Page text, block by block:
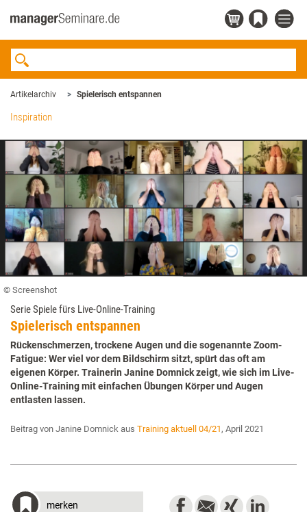
Artikelarchiv Spielerisch entspannen
Inspiration
© Screenshot
Serie Spiele fürs Live-Online-Training
Spielerisch entspannen
Rückenschmerzen, trockene Augen und die sogenannte Zoom-
Fatigue: Wer viel vor dem Bildschirm sitzt, spürt das oft am
eigenen Körper. Trainerin Janine Domnick zeigt, wie sich im Live-
Online-Training mit einfachen Übungen Körper und Augen
entlasten lassen.
Beitrag von Janine Domnick aus Training aktuell 04/21, April 2021
merken